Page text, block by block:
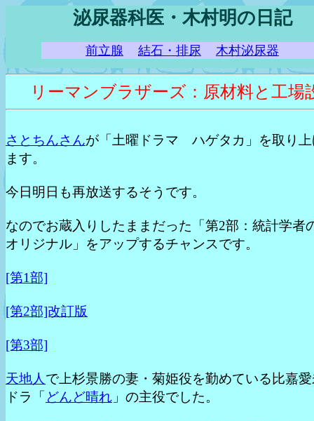
泌尿器科医・木村明の日記
前立腺 結石・排尿 木村泌尿器
リーマンブラザーズ：原材料と工場
さとちんさんが「土曜ドラマ ハゲタカ」を取り上
ます。
今日明日も再放送するそうです。
なのでお蔵入りしたままだった「第2部：統計学者
オリジナル」をアップするチャンスです。
[第1部]
[第2部]改訂版
[第3部]
天地人 で上杉景勝の妻・菊姫役を勤めている比嘉
ドラ「 どんど晴れ 」の主役でした。